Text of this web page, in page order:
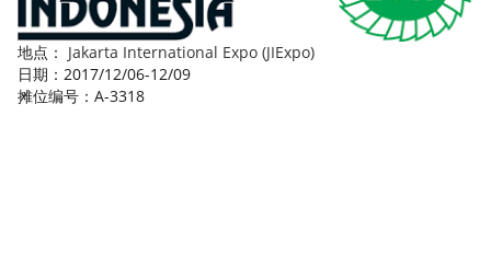
地点： Jakarta International Expo (JIExpo)
日期：2017/12/06-12/09
摊位编号：A-3318